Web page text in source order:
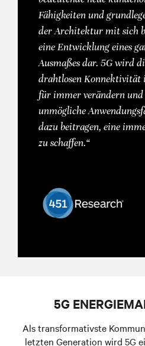
Fähigkeiten und
der Architektur mit sich
eine Entwicklung eines
Ausmaßes dar. 5G wird
drahtlosen Konnektivität
für immer verändern und
unmögliche
dazu beitragen, eine
zu schaffen.“
5G
Als transformativste
letzten Generation wird 5G